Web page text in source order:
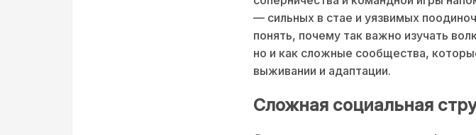
— сильных в стае и уязвимых
понять, почему так важно изучать
но и как сложные сообщества,
выживании и адаптации.
Сложная социальная